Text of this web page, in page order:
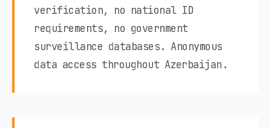
verification, no national ID
requirements, no government
surveillance databases. Anonymous
data access throughout Azerbaijan.